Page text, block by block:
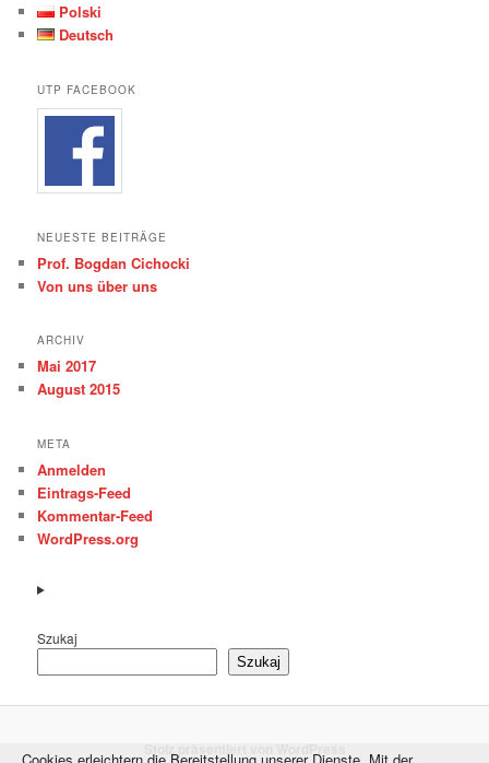
Polski
Deutsch
UTP FACEBOOK
NEUESTE BEITRÄGE
Prof. Bogdan Cichocki
Von uns über uns
ARCHIV
Mai 2017
August 2015
META
Anmelden
Eintrags-Feed
Kommentar-Feed
WordPress.org
Szukaj
Szukaj
Stolz präsentiert von WordPress